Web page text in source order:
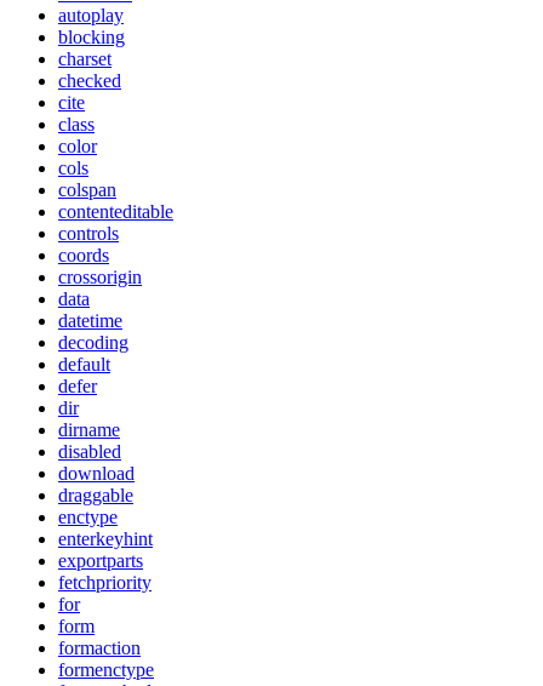
autoplay
blocking
charset
checked
cite
class
color
cols
colspan
contenteditable
controls
coords
crossorigin
data
datetime
decoding
default
defer
dir
dirname
disabled
download
draggable
enctype
enterkeyhint
exportparts
fetchpriority
for
form
formaction
formenctype